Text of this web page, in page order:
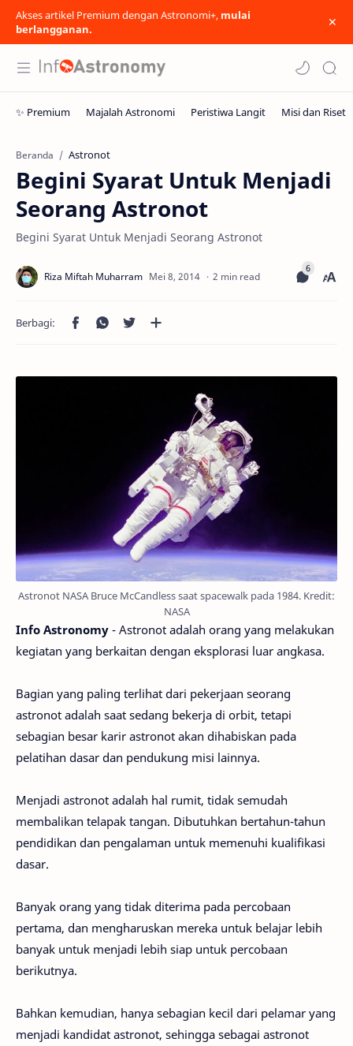
Akses artikel Premium dengan Astronomi+, mulai
berlangganan.
Beranda Astronot
Begini Syarat Untuk Menjadi
Seorang Astronot
Begini Syarat Untuk Menjadi Seorang Astronot
2 min read
Astronot NASA Bruce McCandless saat spacewalk pada 1984. Kredit:
NASA
Info Astronomy - Astronot adalah orang yang melakukan
kegiatan yang berkaitan dengan eksplorasi luar angkasa.
Bagian yang paling terlihat dari pekerjaan seorang
astronot adalah saat sedang bekerja di orbit, tetapi
sebagian besar karir astronot akan dihabiskan pada
pelatihan dasar dan pendukung misi lainnya.
Menjadi astronot adalah hal rumit, tidak semudah
membalikan telapak tangan. Dibutuhkan bertahun-tahun
pendidikan dan pengalaman untuk memenuhi kualifikasi
dasar.
Banyak orang yang tidak diterima pada percobaan
pertama, dan mengharuskan mereka untuk belajar lebih
banyak untuk menjadi lebih siap untuk percobaan
berikutnya.
Bahkan kemudian, hanya sebagian kecil dari pelamar yang
menjadi kandidat astronot, sehingga sebagai astronot